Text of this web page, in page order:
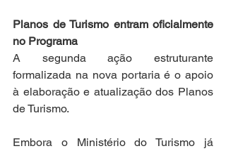
Planos de Turismo entram oficialmente
no Programa
A segunda ação estruturante
formalizada na nova portaria é o apoio
à elaboração e atualização dos Planos
de Turismo.
Embora o Ministério do Turismo já